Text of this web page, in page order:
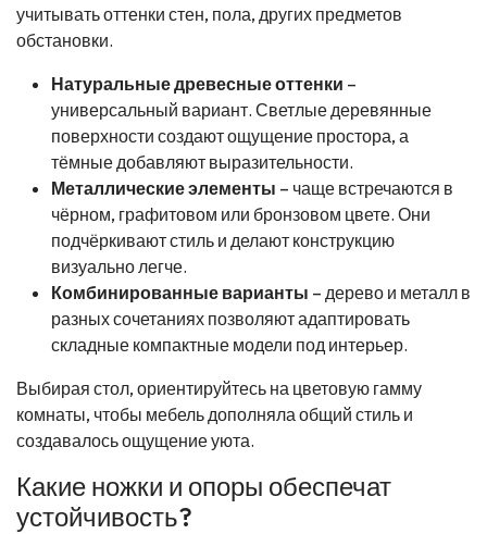
учитывать оттенки стен, пола, других предметов
обстановки.
Натуральные древесные оттенки –
универсальный вариант. Светлые деревянные
поверхности создают ощущение простора, а
тёмные добавляют выразительности.
Металлические элементы – чаще встречаются в
чёрном, графитовом или бронзовом цвете. Они
подчёркивают стиль и делают конструкцию
визуально легче.
Комбинированные варианты – дерево и металл в
разных сочетаниях позволяют адаптировать
складные компактные модели под интерьер.
Выбирая стол, ориентируйтесь на цветовую гамму
комнаты, чтобы мебель дополняла общий стиль и
создавалось ощущение уюта.
Какие ножки и опоры обеспечат
устойчивость?